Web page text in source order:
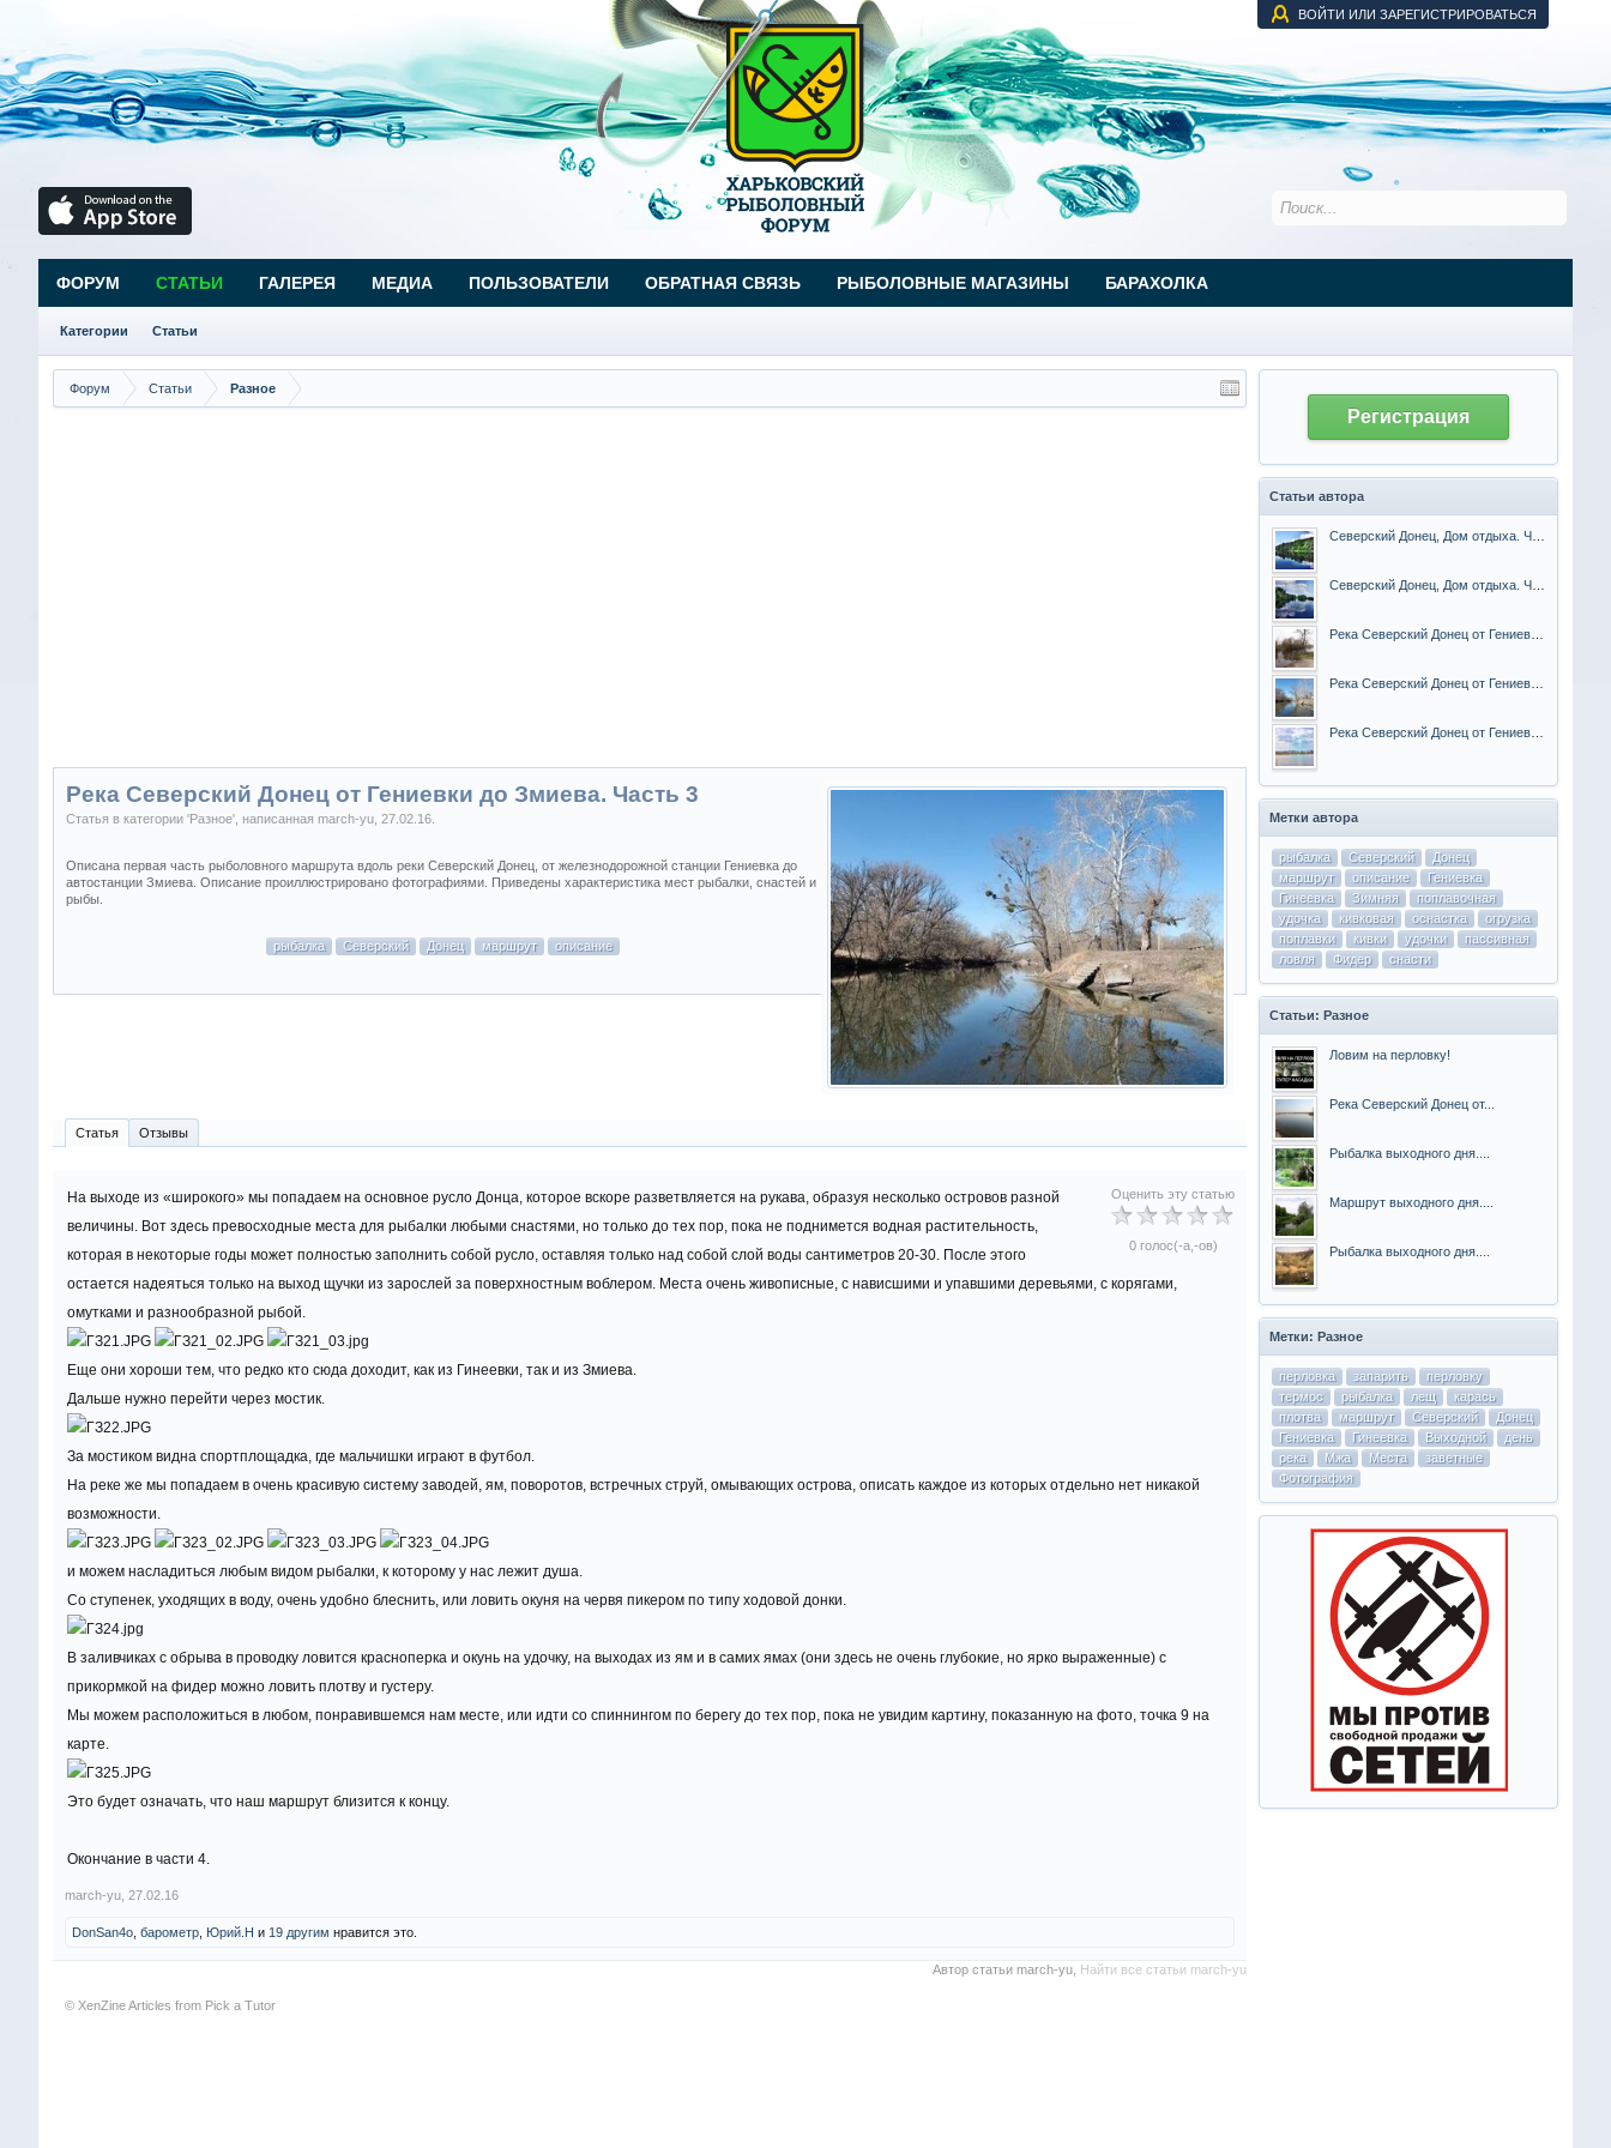
ВОЙТИ ИЛИ ЗАРЕГИСТРИРОВАТЬСЯ
Форум Статьи Разное
Река Северский Донец от Гениевки до Змиева. Часть 3
Статья в категории 'Разное', написанная march-yu, 27.02.16.
Описана первая часть рыболовного маршрута вдоль реки Северский Донец, от железнодорожной станции Гениевка до
автостанции Змиева. Описание проиллюстрировано фотографиями. Приведены характеристика мест рыбалки, снастей и
рыбы.
рыбалка Северский Донец маршрут описание
Статья Отзывы
Оценить эту статью
0 голос(-а,-ов)
На выходе из «широкого» мы попадаем на основное русло Донца, которое вскоре разветвляется на рукава, образуя несколько островов разной
величины. Вот здесь превосходные места для рыбалки любыми снастями, но только до тех пор, пока не поднимется водная растительность,
которая в некоторые годы может полностью заполнить собой русло, оставляя только над собой слой воды сантиметров 20-30. После этого
остается надеяться только на выход щучки из зарослей за поверхностным воблером. Места очень живописные, с нависшими и упавшими деревьями, с корягами,
омутками и разнообразной рыбой.
Еще они хороши тем, что редко кто сюда доходит, как из Гинеевки, так и из Змиева.
Дальше нужно перейти через мостик.
За мостиком видна спортплощадка, где мальчишки играют в футбол.
На реке же мы попадаем в очень красивую систему заводей, ям, поворотов, встречных струй, омывающих острова, описать каждое из которых отдельно нет никакой
возможности.
и можем насладиться любым видом рыбалки, к которому у нас лежит душа.
Со ступенек, уходящих в воду, очень удобно блеснить, или ловить окуня на червя пикером по типу ходовой донки.
В заливчиках с обрыва в проводку ловится красноперка и окунь на удочку, на выходах из ям и в самих ямах (они здесь не очень глубокие, но ярко выраженные) с
прикормкой на фидер можно ловить плотву и густеру.
Мы можем расположиться в любом, понравившемся нам месте, или идти со спиннингом по берегу до тех пор, пока не увидим картину, показанную на фото, точка 9 на
карте.
Это будет означать, что наш маршрут близится к концу.
Окончание в части 4.
march-yu, 27.02.16
DonSan4o, барометр, Юрий.Н и 19 другим нравится это.
Автор статьиmarch-yu Найти все статьи march-yu
© XenZineArticles from Pick a Tutor
Регистрация
Статьи автора
Северский Донец, Дом отдыха. Часть 1
Северский Донец, Дом отдыха. Часть 2
Река Северский Донец от Гениевки до Змиева. Часть 4
Река Северский Донец от Гениевки до Змиева. Часть 3
Река Северский Донец от Гениевки до Змиева. Часть 2
Метки автора
рыбалка Северский
Донец
маршрут
описание
Гениевка
Гинеевка
Зимняя
поплавочная
удочка
кивковая оснастка
огрузка
поплавки
кивки удочки
пассивная
ловля
Фидер снасти
Статьи: Разное
Ловим на перловку!
Река Северский Донец от...
Рыбалка выходного дня....
Маршрут выходного дня....
Рыбалка выходного дня....
Метки: Разное
перловка запарить
перловку
термос
рыбалка лещ
карась
плотва
маршрут Северский
Донец
Гениевка
Гинеевка Выходной
день
река
Мжа Места
заветные
Фотография
ФОРУМ СТАТЬИ
Категории Статьи
ГАЛЕРЕЯ МЕДИА ПОЛЬЗОВАТЕЛИ ОБРАТНАЯ СВЯЗЬ РЫБОЛОВНЫЕ МАГАЗИНЫ БАРАХОЛКА